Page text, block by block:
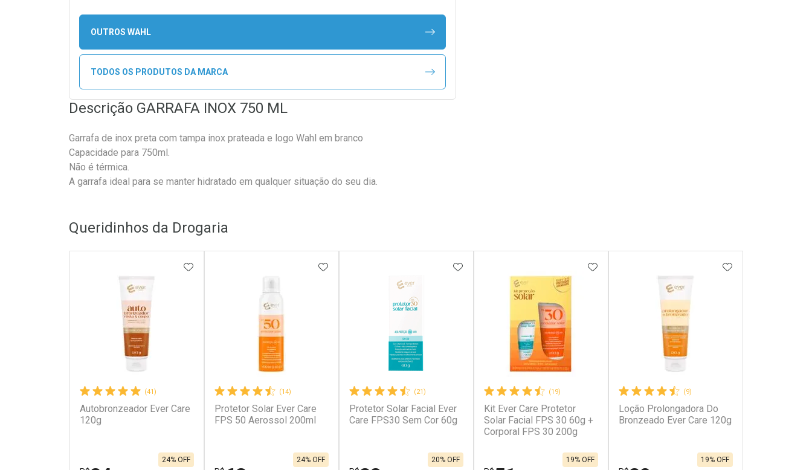
OUTROS WAHL
TODOS OS PRODUTOS DA MARCA
Descrição GARRAFA INOX 750 ML
Garrafa de inox preta com tampa inox prateada e logo Wahl em branco
Capacidade para 750ml.
Não é térmica.
A garrafa ideal para se manter hidratado em qualquer situação do seu dia.
Queridinhos da Drogaria
(41)
Autobronzeador Ever Care
120g
24% OFF
ADICIONAR AOS FAVORITOS
(14)
Protetor Solar Ever Care
FPS 50 Aerossol 200ml
24% OFF
ADICIONAR AOS FAVORITOS
(21)
Protetor Solar Facial Ever
Care FPS30 Sem Cor 60g
20% OFF
ADICIONAR AOS FAVORITOS
(19)
Kit Ever Care Protetor
Solar Facial FPS 30 60g +
Corporal FPS 30 200g
19% OFF
ADICIONAR AOS FAVORITOS
(9)
Loção Prolongadora Do
Bronzeado Ever Care 120g
19% OFF
ADICIONAR AOS